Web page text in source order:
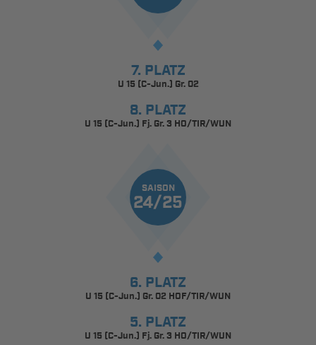
7. PLATZ
U 15 (C-Jun.) Gr. 02
8. PLATZ
U 15 (C-Jun.) Fj. Gr. 3 HO/TIR/WUN
SAISON
24/25
6. PLATZ
U 15 (C-Jun.) Gr. 02 HOF/TIR/WUN
5. PLATZ
U 15 (C-Jun.) Fj. Gr. 3 HO/TIR/WUN